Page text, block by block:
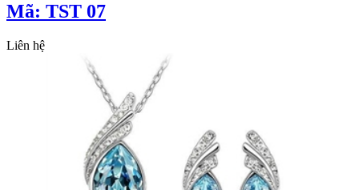
Mã: TST 07
Liên hệ